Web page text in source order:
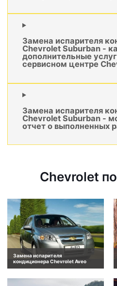
Замена испарителя
Chevrolet Suburban -
дополнительные
сервисном центре
Замена испарителя
Chevrolet Suburban -
отчет о выполненных
Chevrolet
Замена испарителя
кондиционера Chevrolet Aveo